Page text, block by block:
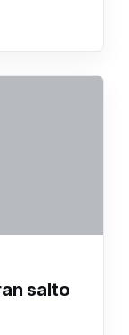
salto